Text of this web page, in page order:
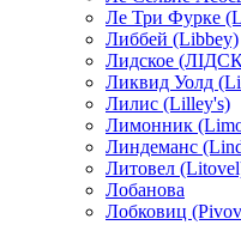
Ле Три Фурке
Либбей (Libbey)
Лидское
Ликвид Уолд
Лилис (Lilley's)
Лимонник
Линдеманс
Литовел
Лобанова
Лобковиц